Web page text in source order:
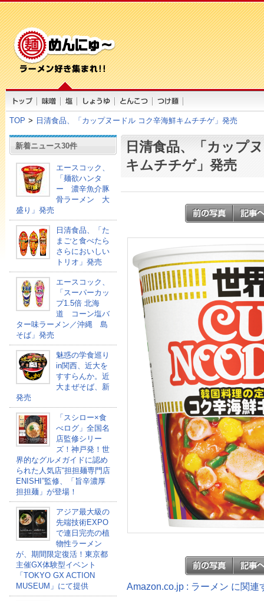
TOP > 日清食品、「カップヌードル コク辛海鮮キムチチゲ」発売
新着ニュース30件
エースコック、
「麺欲ハンタ
ー 濃辛魚介豚
骨ラーメン 大
盛り」発売
日清食品、「た
まごと食べたら
さらにおいしい
トリオ」発売
エースコック、
「スーパーカッ
プ1.5倍 北海
道 コーン塩バ
ター味ラーメン／沖縄 島
そば」発売
魅惑の学食巡り
in関西、近大を
すすらんか。近
大まぜそば、新
発売
「スシロー×食
べログ」全国名
店監修シリー
ズ！神戸発！世
界的なグルメガイドに認め
られた人気店“担担麺専門店
ENISHI”監修、「旨辛濃厚
担担麺」が登場！
アジア最大級の
先端技術EXPO
で連日完売の植
物性ラーメン
が、期間限定復活！東京都
主催GX体験型イベント
「TOKYO GX ACTION
MUSEUM」にて提供
日清食品、「カップ
キムチチゲ」発売
Amazon.co.jp : ラーメン に関連